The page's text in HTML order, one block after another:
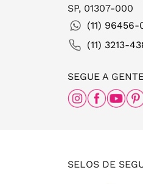
SP, 01307-000
(11) 96456-
(11) 3213-
SEGUE A
SELOS DE